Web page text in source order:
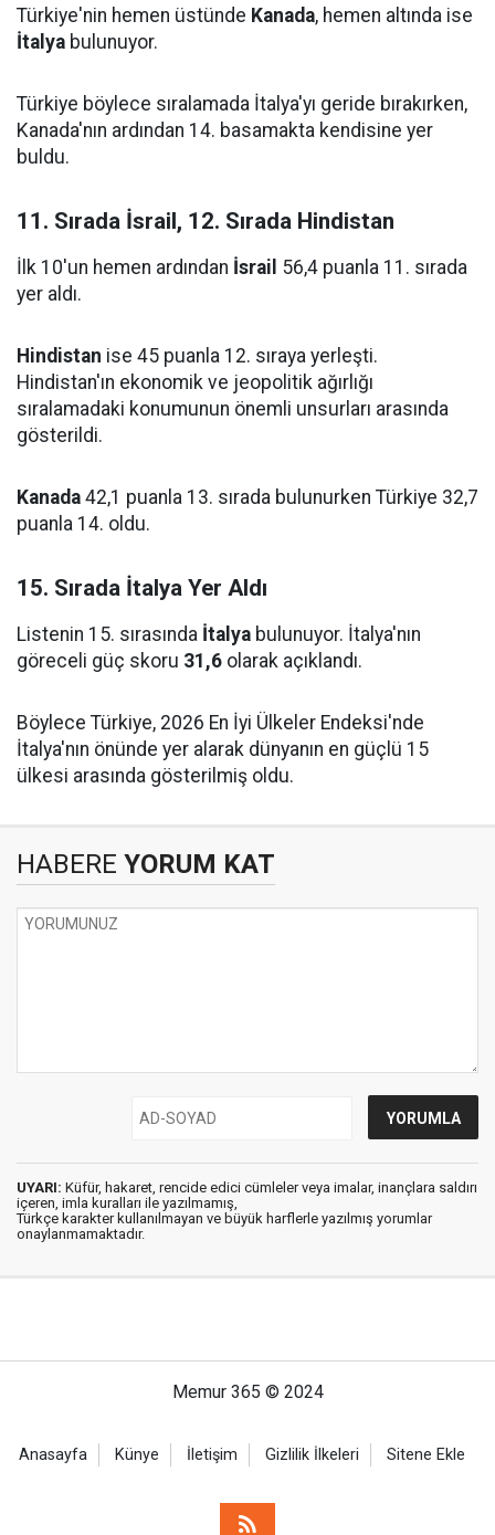
Türkiye'nin hemen üstünde Kanada, hemen altında ise
İtalya bulunuyor.
Türkiye böylece sıralamada İtalya'yı geride bırakırken,
Kanada'nın ardından 14. basamakta kendisine yer
buldu.
11. Sırada İsrail, 12. Sırada Hindistan
İlk 10'un hemen ardından İsrail 56,4 puanla 11. sırada
yer aldı.
Hindistan ise 45 puanla 12. sıraya yerleşti.
Hindistan'ın ekonomik ve jeopolitik ağırlığı
sıralamadaki konumunun önemli unsurları arasında
gösterildi.
Kanada 42,1 puanla 13. sırada bulunurken Türkiye 32,7
puanla 14. oldu.
15. Sırada İtalya Yer Aldı
Listenin 15. sırasında İtalya bulunuyor. İtalya'nın
göreceli güç skoru 31,6 olarak açıklandı.
Böylece Türkiye, 2026 En İyi Ülkeler Endeksi'nde
İtalya'nın önünde yer alarak dünyanın en güçlü 15
ülkesi arasında gösterilmiş oldu.
HABERE YORUM KAT
UYARI: Küfür, hakaret, rencide edici cümleler veya imalar, inançlara saldırı
içeren, imla kuralları ile yazılmamış,
Türkçe karakter kullanılmayan ve büyük harflerle yazılmış yorumlar
onaylanmamaktadır.
Memur 365 © 2024
Anasayfa Künye İletişim Gizlilik İlkeleri Sitene Ekle